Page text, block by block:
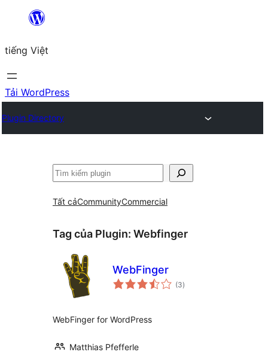
Chuyển
phần
nội
dung
tiếng Việt
Tải WordPress
Plugin Directory
Tìm
Tất cảCommunityCommercial
Tag của Plugin: Webfinger
WebFinger
(3tổng
đánh
)
WebFinger for WordPress
Matthias Pfefferle